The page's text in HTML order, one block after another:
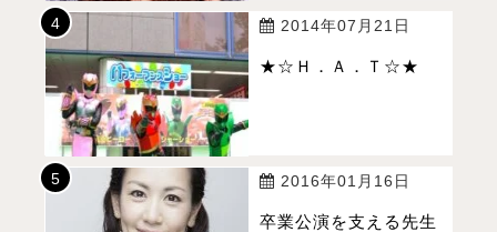
2014年07月21日
★☆Ｈ．Ａ．Ｔ☆★
2016年01月16日
卒業公演を支える先生